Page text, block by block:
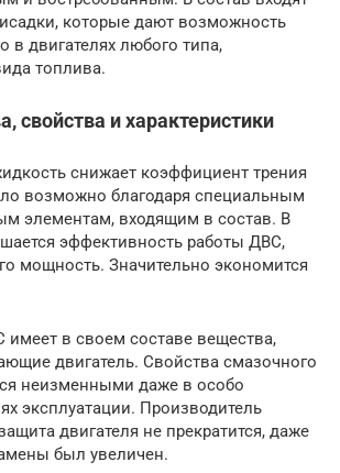
которые дают возможность
в двигателях любого типа,
топлива.
свойства и характеристики
снижает коэффициент трения
возможно благодаря специальным
элементам, входящим в состав. В
эффективность работы ДВС,
мощность. Значительно экономится
в своем составе вещества,
двигатель. Свойства смазочного
неизменными даже в особо
эксплуатации. Производитель
двигателя не прекратится, даже
был увеличен.